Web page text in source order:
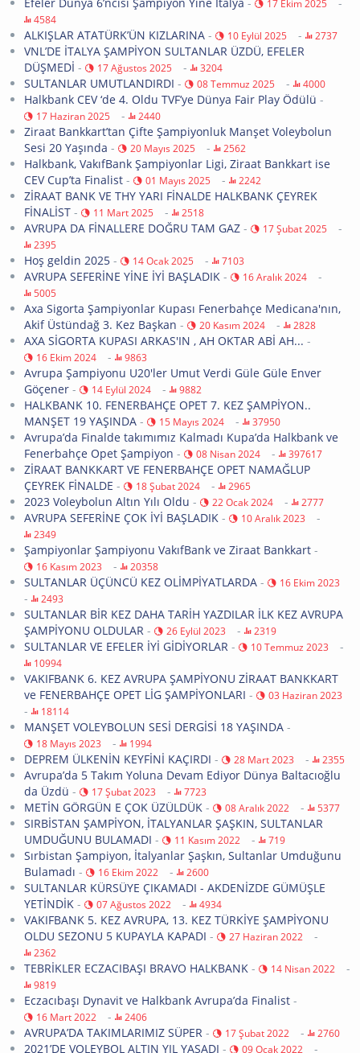
17 Ekim 2025
4584
ALKIŞLAR ATATÜRK’ÜN KIZLARINA - 10 Eylül 2025 - 2737
VNL’DE İTALYA ŞAMPİYON SULTANLAR ÜZDÜ, EFELER
DÜŞMEDİ - 17 Ağustos 2025 - 3204
SULTANLAR UMUTLANDIRDI - 08 Temmuz 2025 - 4000
Halkbank CEV ‘de 4. Oldu TVF’ye Dünya Fair Play Ödülü -
17 Haziran 2025 - 2440
Ziraat Bankkart’tan Çifte Şampiyonluk Manşet Voleybolun
Sesi 20 Yaşında - 20 Mayıs 2025 - 2562
Halkbank, VakıfBank Şampiyonlar Ligi, Ziraat Bankkart ise
CEV Cup’ta Finalist - 01 Mayıs 2025 - 2242
ZİRAAT BANK VE THY YARI FİNALDE HALKBANK ÇEYREK
FİNALİST - 11 Mart 2025 - 2518
AVRUPA DA FİNALLERE DOĞRU TAM GAZ - 17 Şubat 2025 -
2395
Hoş geldin 2025 - 14 Ocak 2025 - 7103
AVRUPA SEFERİNE YİNE İYİ BAŞLADIK - 16 Aralık 2024 -
5005
Axa Sigorta Şampiyonlar Kupası Fenerbahçe Medicana'nın,
Akif Üstündağ 3. Kez Başkan - 20 Kasım 2024 - 2828
AXA SİGORTA KUPASI ARKAS'IN , AH OKTAR ABİ AH... -
16 Ekim 2024 - 9863
Avrupa Şampiyonu U20'ler Umut Verdi Güle Güle Enver
Göçener - 14 Eylül 2024 - 9882
HALKBANK 10. FENERBAHÇE OPET 7. KEZ ŞAMPİYON..
MANŞET 19 YAŞINDA - 15 Mayıs 2024 - 37950
Avrupa’da Finalde takımımız Kalmadı Kupa’da Halkbank ve
Fenerbahçe Opet Şampiyon - 08 Nisan 2024 - 397617
ZİRAAT BANKKART VE FENERBAHÇE OPET NAMAĞLUP
ÇEYREK FİNALDE - 18 Şubat 2024 - 2965
2023 Voleybolun Altın Yılı Oldu - 22 Ocak 2024 - 2777
AVRUPA SEFERİNE ÇOK İYİ BAŞLADIK - 10 Aralık 2023 -
2349
Şampiyonlar Şampiyonu VakıfBank ve Ziraat Bankkart -
16 Kasım 2023 - 20358
SULTANLAR ÜÇÜNCÜ KEZ OLİMPİYATLARDA - 16 Ekim 2023
- 2493
SULTANLAR BİR KEZ DAHA TARİH YAZDILAR İLK KEZ AVRUPA
ŞAMPİYONU OLDULAR - 26 Eylül 2023 - 2319
SULTANLAR VE EFELER İYİ GİDİYORLAR - 10 Temmuz 2023 -
10994
VAKIFBANK 6. KEZ AVRUPA ŞAMPİYONU ZİRAAT BANKKART
ve FENERBAHÇE OPET LİG ŞAMPİYONLARI - 03 Haziran 2023
- 18114
MANŞET VOLEYBOLUN SESİ DERGİSİ 18 YAŞINDA -
18 Mayıs 2023 - 1994
DEPREM ÜLKENİN KEYFİNİ KAÇIRDI - 28 Mart 2023 - 2355
Avrupa’da 5 Takım Yoluna Devam Ediyor Dünya Baltacıoğlu
da Üzdü - 17 Şubat 2023 - 7723
METİN GÖRGÜN E ÇOK ÜZÜLDÜK - 08 Aralık 2022 - 5377
SIRBİSTAN ŞAMPİYON, İTALYANLAR ŞAŞKIN, SULTANLAR
UMDUĞUNU BULAMADI - 11 Kasım 2022 - 719
Sırbistan Şampiyon, İtalyanlar Şaşkın, Sultanlar Umduğunu
Bulamadı - 16 Ekim 2022 - 2600
SULTANLAR KÜRSÜYE ÇIKAMADI - AKDENİZDE GÜMÜŞLE
YETİNDİK - 07 Ağustos 2022 - 4934
VAKIFBANK 5. KEZ AVRUPA, 13. KEZ TÜRKİYE ŞAMPİYONU
OLDU SEZONU 5 KUPAYLA KAPADI - 27 Haziran 2022 -
2362
TEBRİKLER ECZACIBAŞI BRAVO HALKBANK - 14 Nisan 2022 -
9819
Eczacıbaşı Dynavit ve Halkbank Avrupa’da Finalist -
16 Mart 2022 - 2406
AVRUPA’DA TAKIMLARIMIZ SÜPER - 17 Şubat 2022 - 2760
2021’DE VOLEYBOL ALTIN YIL YAŞADI - 09 Ocak 2022 -